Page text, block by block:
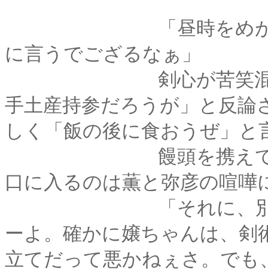
「昼時をめがけて来
に言うでござるなぁ」
剣心が苦笑混じりに
手土産持参だろうが」と反論
しく「飯の後に食おうぜ」と
饅頭を携えて来たの
口に入るのは薫と弥彦の喧
「それに、別に悪し
ーよ。確かに嬢ちゃんは、
立てだって悪かねぇさ。でも